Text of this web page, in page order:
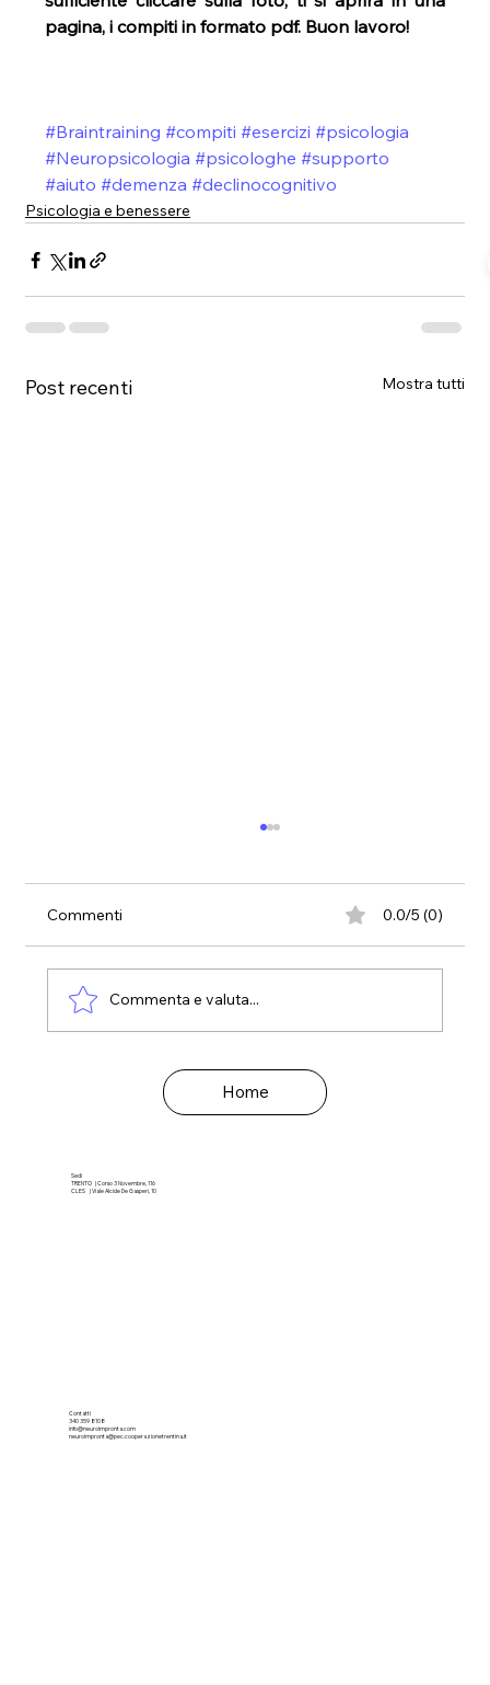
pagina, i compiti in formato pdf. Buon lavoro!
#Braintraining #compiti #esercizi #psicologia
#Neuropsicologia #psicologhe #supporto
#aiuto #demenza #declinocognitivo
Psicologia e benessere
Post recenti Mostra tutti
Commenti 0.0/5 (0)
Commenta e valuta...
Home
Sedi
TRENTO | Corso 3 Novembre, 116
CLES | Viale Alcide De Gasperi, 10
Contatti
340 359 8108
info@neuroimpronta.com
neuroimpronta@pec.cooperazionetrentina.it